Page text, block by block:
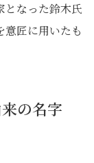
となった鈴木氏
匠に用いたも
の名字